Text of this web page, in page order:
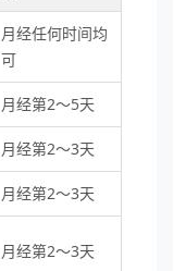
月经任何时间均
可
月经第2～5天
月经第2～3天
月经第2～3天
月经第2～3天